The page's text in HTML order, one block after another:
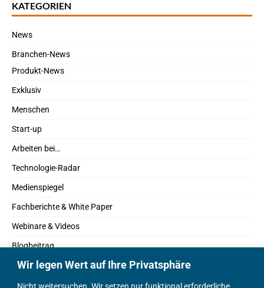
Wir legen Wert auf Ihre Privatsphäre
Nicht weitersuchen. Wir setzen nur funktional erforderliche
KATEGORIEN
News
Branchen-News
Produkt-News
Exklusiv
Menschen
Start-up
Arbeiten bei…
Technologie-Radar
Medienspiegel
Fachberichte & White Paper
Webinare & Videos
Blogbeitrag
Fachbücher
Marktreport